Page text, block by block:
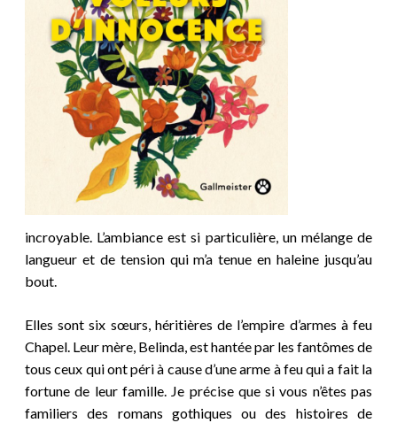
incroyable. L’ambiance est si particulière, un mélange de
langueur et de tension qui m’a tenue en haleine jusqu’au
bout.
Elles sont six sœurs, héritières de l’empire d’armes à feu
Chapel. Leur mère, Belinda, est hantée par les fantômes de
tous ceux qui ont péri à cause d’une arme à feu qui a fait la
fortune de leur famille. Je précise que si vous n’êtes pas
familiers des romans gothiques ou des histoires de